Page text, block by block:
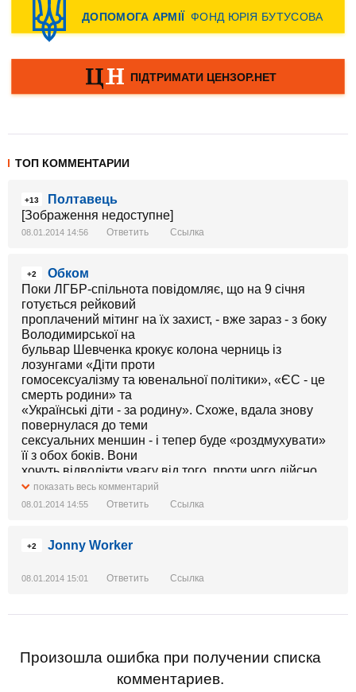
ТОП КОММЕНТАРИИ
+13
Полтавець
[Зображення недоступне]
08.01.2014 14:56 Ответить Ссылка
+2
Обком
Поки ЛГБР-спільнота повідомляє, що на 9 січня
готується рейковий
проплачений мітинг на їх захист, - вже зараз - з боку
Володимирської на
бульвар Шевченка крокує колона черниць із
лозунгами «Діти проти
гомосексуалізму та ювенальної політики», «ЄС - це
смерть родини» та
«Українські діти - за родину». Схоже, вдала знову
повернулася до теми
сексуальних меншин - і тепер буде «роздмухувати»
її з обох боків. Вони
хочуть відволікти увагу від того, проти чого дійсно
стоїть ‪ЄвроМайдан‬ - проти свавілля влади.
показать весь комментарий
08.01.2014 14:55 Ответить Ссылка
+2 Jonny Worker
08.01.2014 15:01 Ответить Ссылка
Произошла ошибка при получении списка
комментариев.